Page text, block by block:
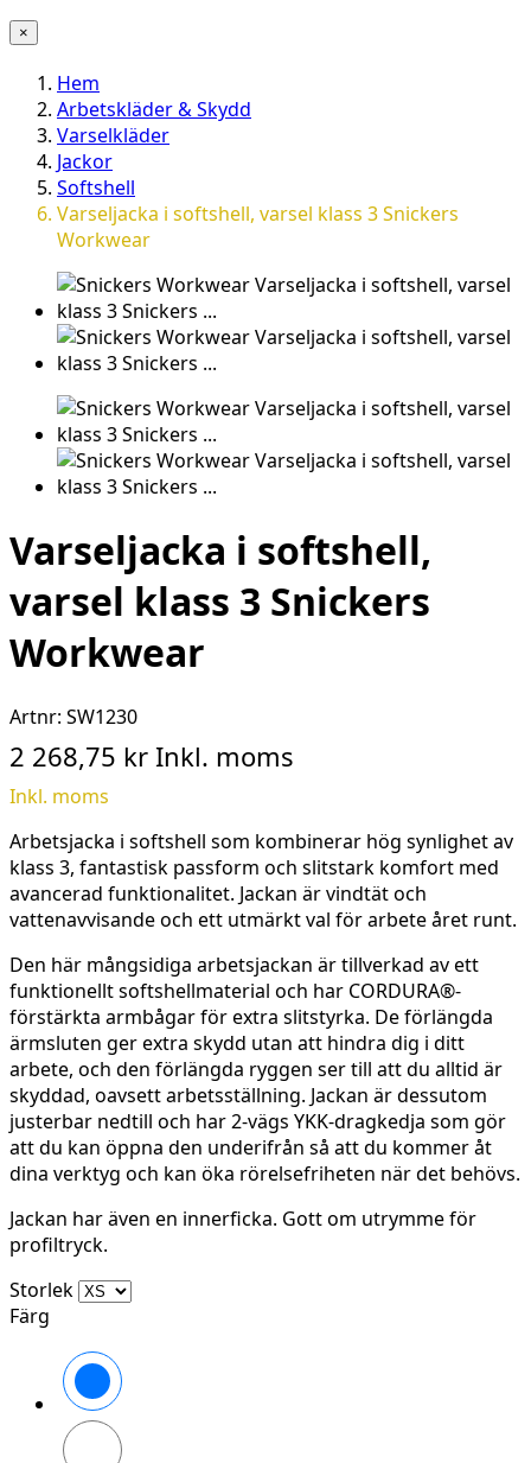
×
Hem
Arbetskläder & Skydd
Varselkläder
Jackor
Softshell
Varseljacka i softshell, varsel klass 3 Snickers
Workwear
Varseljacka i softshell,
varsel klass 3 Snickers
Workwear
Artnr: SW1230
2 268,75 kr Inkl. moms
Inkl. moms
Arbetsjacka i softshell som kombinerar hög synlighet av
klass 3, fantastisk passform och slitstark komfort med
avancerad funktionalitet. Jackan är vindtät och
vattenavvisande och ett utmärkt val för arbete året runt.
Den här mångsidiga arbetsjackan är tillverkad av ett
funktionellt softshellmaterial och har CORDURA®-
förstärkta armbågar för extra slitstyrka. De förlängda
ärmsluten ger extra skydd utan att hindra dig i ditt
arbete, och den förlängda ryggen ser till att du alltid är
skyddad, oavsett arbetsställning. Jackan är dessutom
justerbar nedtill och har 2-vägs YKK-dragkedja som gör
att du kan öppna den underifrån så att du kommer åt
dina verktyg och kan öka rörelsefriheten när det behövs.
Jackan har även en innerficka. Gott om utrymme för
profiltryck.
Storlek
Färg